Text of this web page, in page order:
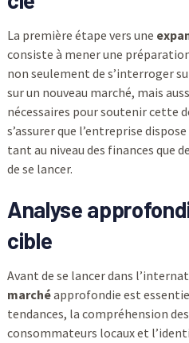
La première étape vers une
consiste à mener une
non seulement de s’interroger
sur un nouveau marché, mais
nécessaires pour soutenir cette
s’assurer que l’entreprise
tant au niveau des finances que
de se lancer.
Analyse
cible
Avant de se lancer dans
marchéapprofondie est
tendances, la compréhension
consommateurs locaux et